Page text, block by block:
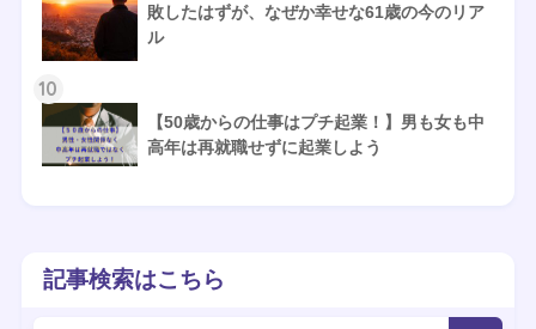
敗したはずが、なぜか幸せな61歳の今のリア
ル
10
【50歳からの仕事はプチ起業！】男も女も中
高年は再就職せずに起業しよう
記事検索はこちら